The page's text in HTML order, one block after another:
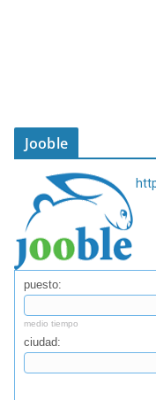
Jooble
puesto:
medio tiempo
ciudad: